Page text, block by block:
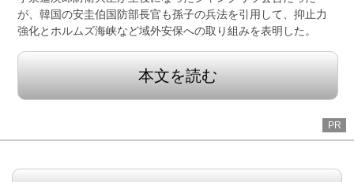
が、韓国の安圭伯国防部長官も孫子の兵法を引用して、抑止力
強化とホルムズ海峡など域外安保への取り組みを表明した。
本文を読む
PR